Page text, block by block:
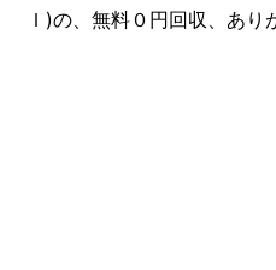
Ｉ)の、無料０円回収、あ